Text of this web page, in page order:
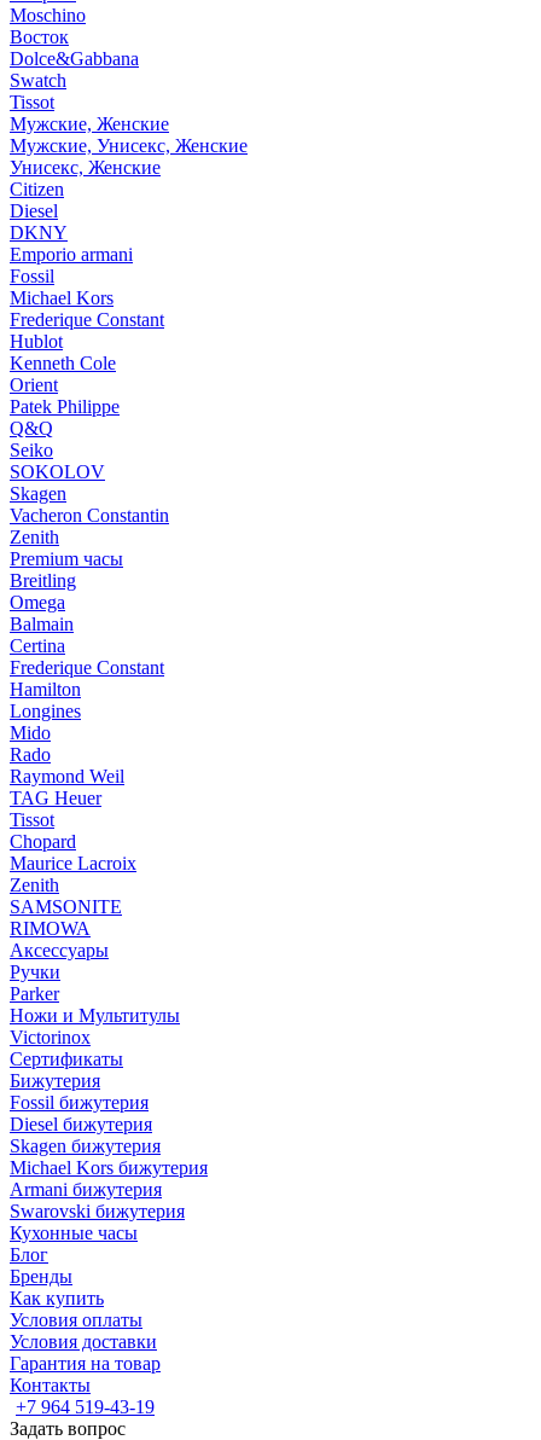
Moschino
Восток
Dolce&Gabbana
Swatch
Tissot
Мужские, Женские
Мужские, Унисекс, Женские
Унисекс, Женские
Citizen
Diesel
DKNY
Emporio armani
Fossil
Michael Kors
Frederique Constant
Hublot
Kenneth Cole
Orient
Patek Philippe
Q&Q
Seiko
SOKOLOV
Skagen
Vacheron Constantin
Zenith
Premium часы
Breitling
Omega
Balmain
Certina
Frederique Constant
Hamilton
Longines
Mido
Rado
Raymond Weil
TAG Heuer
Tissot
Chopard
Maurice Lacroix
Zenith
SAMSONITE
RIMOWA
Аксессуары
Ручки
Parker
Ножи и Мультитулы
Victorinox
Сертификаты
Бижутерия
Fossil бижутерия
Diesel бижутерия
Skagen бижутерия
Michael Kors бижутерия
Armani бижутерия
Swarovski бижутерия
Кухонные часы
Блог
Бренды
Как купить
Условия оплаты
Условия доставки
Гарантия на товар
Контакты
+7 964 519-43-19
Задать вопрос